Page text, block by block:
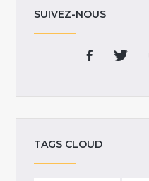
SUIVEZ-NOUS
TAGS CLOUD